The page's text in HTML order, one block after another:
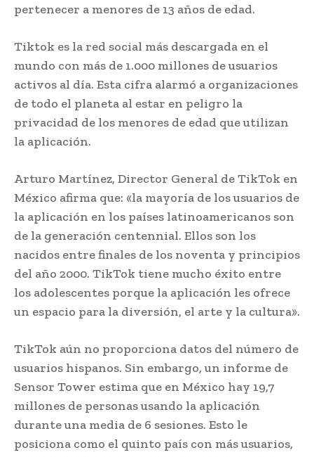
pertenecer a menores de 13 años de edad.
Tiktok es la red social más descargada en el
mundo con más de 1.000 millones de usuarios
activos al día. Esta cifra alarmó a organizaciones
de todo el planeta al estar en peligro la
privacidad de los menores de edad que utilizan
la aplicación.
Arturo Martínez, Director General de TikTok en
México afirma que: «la mayoría de los usuarios de
la aplicación en los países latinoamericanos son
de la generación centennial. Ellos son los
nacidos entre finales de los noventa y principios
del año 2000. TikTok tiene mucho éxito entre
los adolescentes porque la aplicación les ofrece
un espacio para la diversión, el arte y la cultura».
TikTok aún no proporciona datos del número de
usuarios hispanos. Sin embargo, un informe de
Sensor Tower estima que en México hay 19,7
millones de personas usando la aplicación
durante una media de 6 sesiones. Esto le
posiciona como el quinto país con más usuarios,